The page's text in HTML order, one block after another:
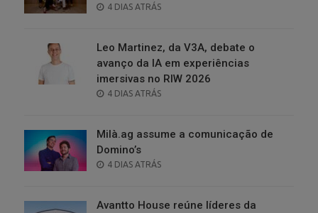
POSTED
4 DIAS ATRÁS
Leo Martinez, da V3A, debate o
avanço da IA em experiências
imersivas no RIW 2026
POSTED
4 DIAS ATRÁS
Milà.ag assume a comunicação de
Domino’s
POSTED
4 DIAS ATRÁS
Avantto House reúne líderes da